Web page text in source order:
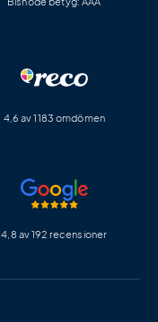
4,6 av 1183 omdömen
4,8 av 192 recensioner